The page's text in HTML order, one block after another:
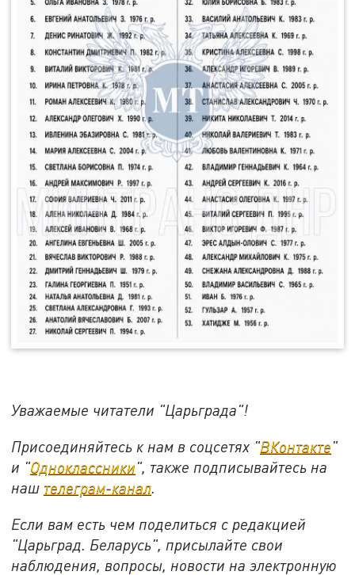
Уважаемые читатели "Царьграда"!
Присоединяйтесь к нам в соцсетях "ВКонтакте"
и "Одноклассники", также подписывайтесь на
наш телеграм-канал.
Если вам есть чем поделиться с редакцией
"Царьград. Беларусь", присылайте свои
наблюдения, вопросы, новости на электронную